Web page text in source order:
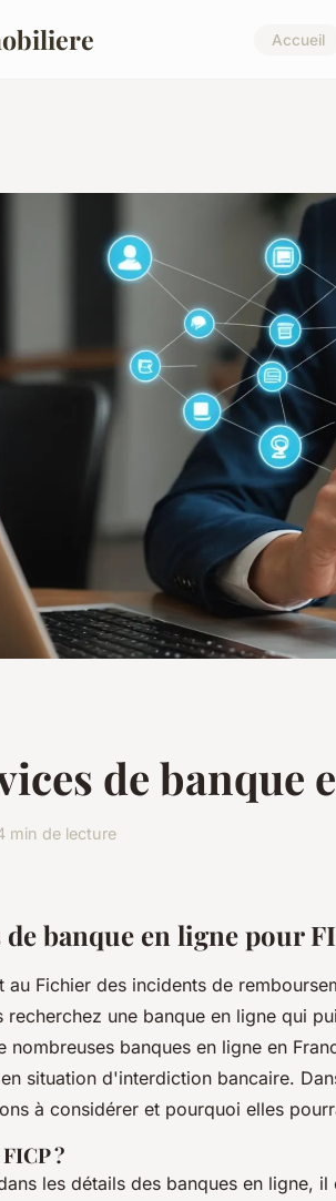
Accueil
de
min de lecture
banque en ligne pour
au Fichier des incidents de
recherchez une banque en ligne qui
nombreuses banques en ligne en
situation d'interdiction bancaire.
à considérer et pourquoi elles
?
les détails des banques en ligne,